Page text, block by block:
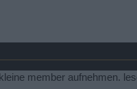
member aufnehmen.